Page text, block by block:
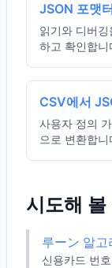
JSON 포맷터
읽기와 디버
하고 확인합니
CSV에서
사용자 정의
으로 변환합니
시도해 볼
루ーン 알
신용카드 번